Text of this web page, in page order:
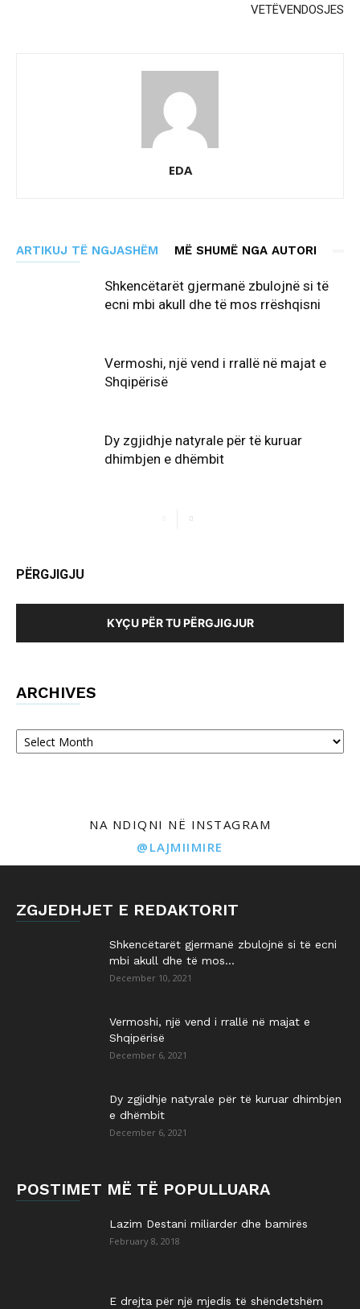
VETËVENDOSJES
EDA
ARTIKUJ TË NGJASHËM MË SHUMË NGA AUTORI
Shkencëtarët gjermanë zbulojnë si të
ecni mbi akull dhe të mos rrëshqisni
Vermoshi, një vend i rrallë në majat e
Shqipërisë
Dy zgjidhje natyrale për të kuruar
dhimbjen e dhëmbit
PËRGJIGJU
KYÇU PËR TU PËRGJIGJUR
ARCHIVES
Archives
NA NDIQNI NË INSTAGRAM
@LAJMIIMIRE
ZGJEDHJET E REDAKTORIT
Shkencëtarët gjermanë zbulojnë si të ecni
mbi akull dhe të mos...
December 10, 2021
Vermoshi, një vend i rrallë në majat e
Shqipërisë
December 6, 2021
Dy zgjidhje natyrale për të kuruar dhimbjen
e dhëmbit
December 6, 2021
POSTIMET MË TË POPULLUARA
Lazim Destani miliarder dhe bamirës
February 8, 2018
E drejta për një mjedis të shëndetshëm